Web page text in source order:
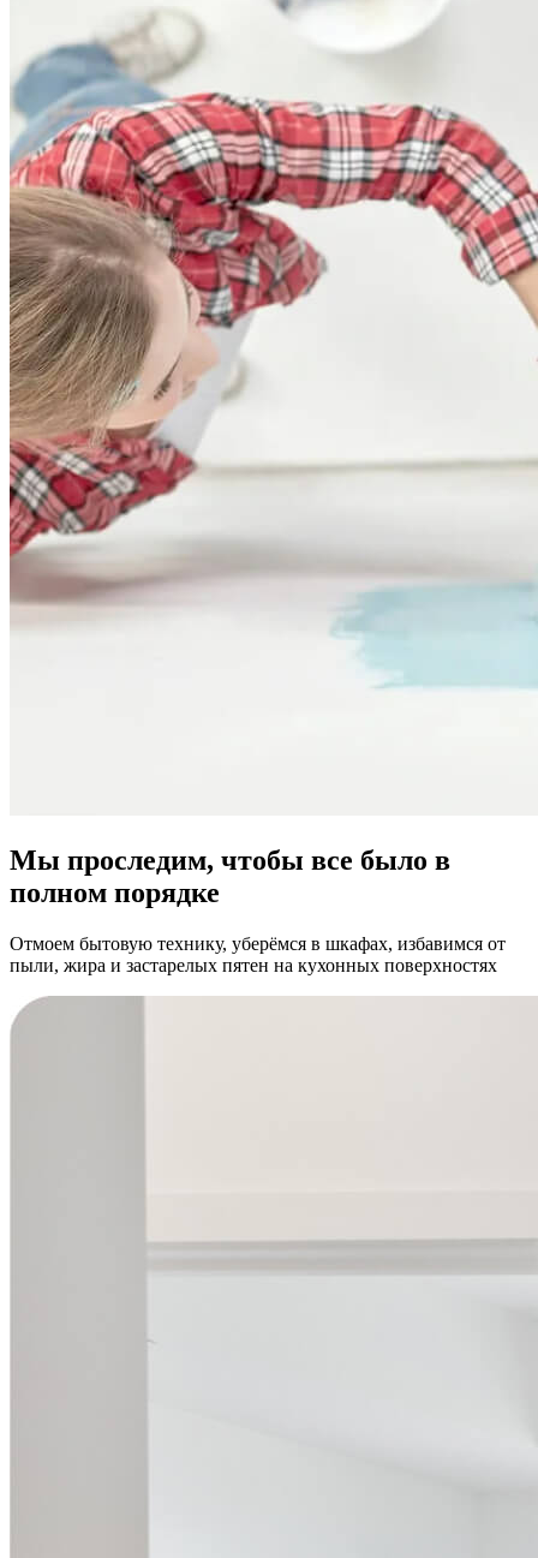
Мы проследим, чтобы все было в
полном порядке
Отмоем бытовую технику, уберёмся в шкафах, избавимся от
пыли, жира и застарелых пятен на кухонных поверхностях